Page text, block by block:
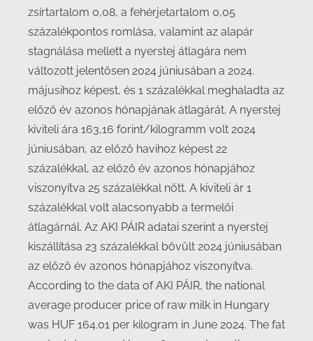
zsírtartalom 0,08, a fehérjetartalom 0,05
százalékpontos romlása, valamint az alapár
stagnálása mellett a nyerstej átlagára nem
változott jelentősen 2024 júniusában a 2024.
májusihoz képest, és 1 százalékkal meghaladta az
előző év azonos hónapjának átlagárát. A nyerstej
kiviteli ára 163,16 forint/kilogramm volt 2024
júniusában, az előző havihoz képest 22
százalékkal, az előző év azonos hónapjához
viszonyítva 25 százalékkal nőtt. A kiviteli ár 1
százalékkal volt alacsonyabb a termelői
átlagárnál. Az AKI PÁIR adatai szerint a nyerstej
kiszállítása 23 százalékkal bővült 2024 júniusában
az előző év azonos hónapjához viszonyítva.
According to the data of AKI PÁIR, the national
average producer price of raw milk in Hungary
was HUF 164.01 per kilogram in June 2024. The fat